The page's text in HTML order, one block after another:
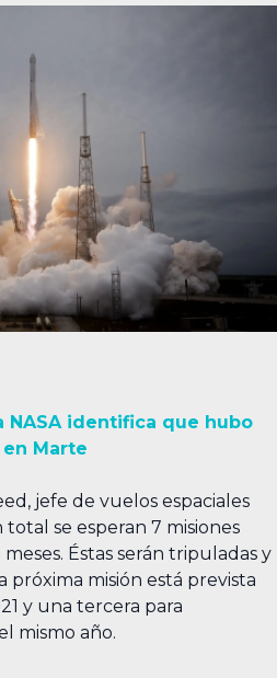
NASA identifica que hubo
Marte
jefe de vuelos espaciales
se esperan 7 misiones
Éstas serán tripuladas y
próxima misión está prevista
y una tercera para
mismo año.